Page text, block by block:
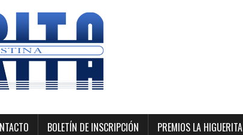
BOLETÍN DE INSCRIPCIÓN PREMIOS LA HIGUERITA